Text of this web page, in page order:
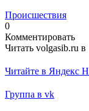
Происшествия
0
Комментировать
Читать volgasib.ru в
Читайте в Яндекс
Группа в vk